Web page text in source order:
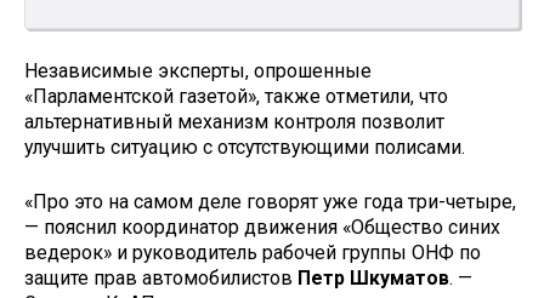
Независимые эксперты, опрошенные
«Парламентской газетой», также отметили, что
альтернативный механизм контроля позволит
улучшить ситуацию с отсутствующими полисами.
«Про это на самом деле говорят уже года три-четыре,
— пояснил координатор движения «Общество синих
ведерок» и руководитель рабочей группы ОНФ по
защите прав автомобилистов Петр Шкуматов. —